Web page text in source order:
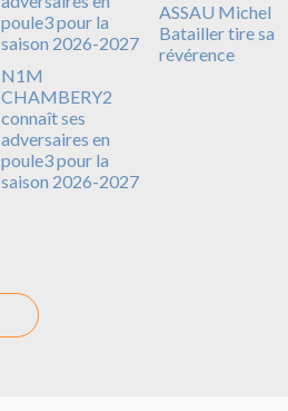
N1M
CHAMBERY2
connaît ses
adversaires en
poule3 pour la
saison 2026-2027
ASSAU Michel
Batailler tire sa
révérence